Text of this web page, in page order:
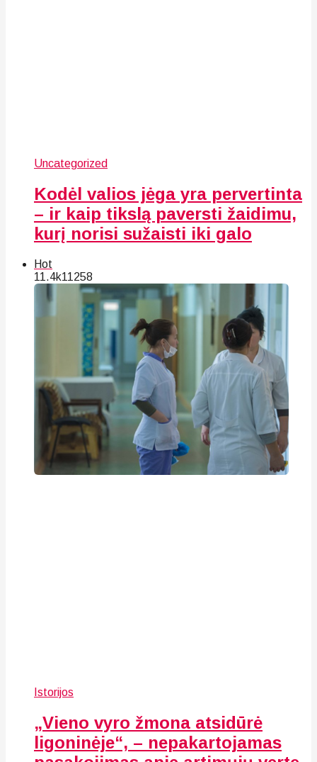
Uncategorized
Kodėl valios jėga yra pervertinta
– ir kaip tikslą paversti žaidimu,
kurį norisi sužaisti iki galo
Hot
11.4k11258
Istorijos
„Vieno vyro žmona atsidūrė
ligoninėje“, – nepakartojamas